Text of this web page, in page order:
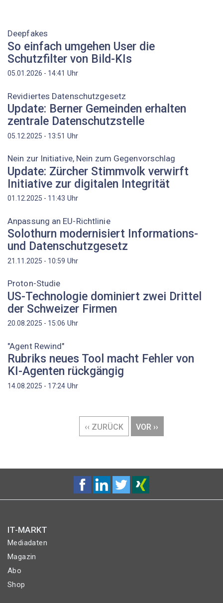
Deepfakes
So einfach umgehen User die
Schutzfilter von Bild-KIs
05.01.2026 - 14:41 Uhr
Revidiertes Datenschutzgesetz
Update: Berner Gemeinden erhalten
zentrale Datenschutzstelle
05.12.2025 - 13:51 Uhr
Nein zur Initiative, Nein zum Gegenvorschlag
Update: Zürcher Stimmvolk verwirft
Initiative zur digitalen Integrität
01.12.2025 - 11:43 Uhr
Anpassung an EU-Richtlinie
Solothurn modernisiert Informations-
und Datenschutzgesetz
21.11.2025 - 10:59 Uhr
Proton-Studie
US-Technologie dominiert zwei Drittel
der Schweizer Firmen
20.08.2025 - 15:06 Uhr
"Agent Rewind"
Rubriks neues Tool macht Fehler von
KI-Agenten rückgängig
14.08.2025 - 17:24 Uhr
VORHERIGE
SEITE
‹‹ ZURÜCK
NÄCHSTE
SEITE
VOR ››
IT-MARKT
Mediadaten
Magazin
Abo
Shop